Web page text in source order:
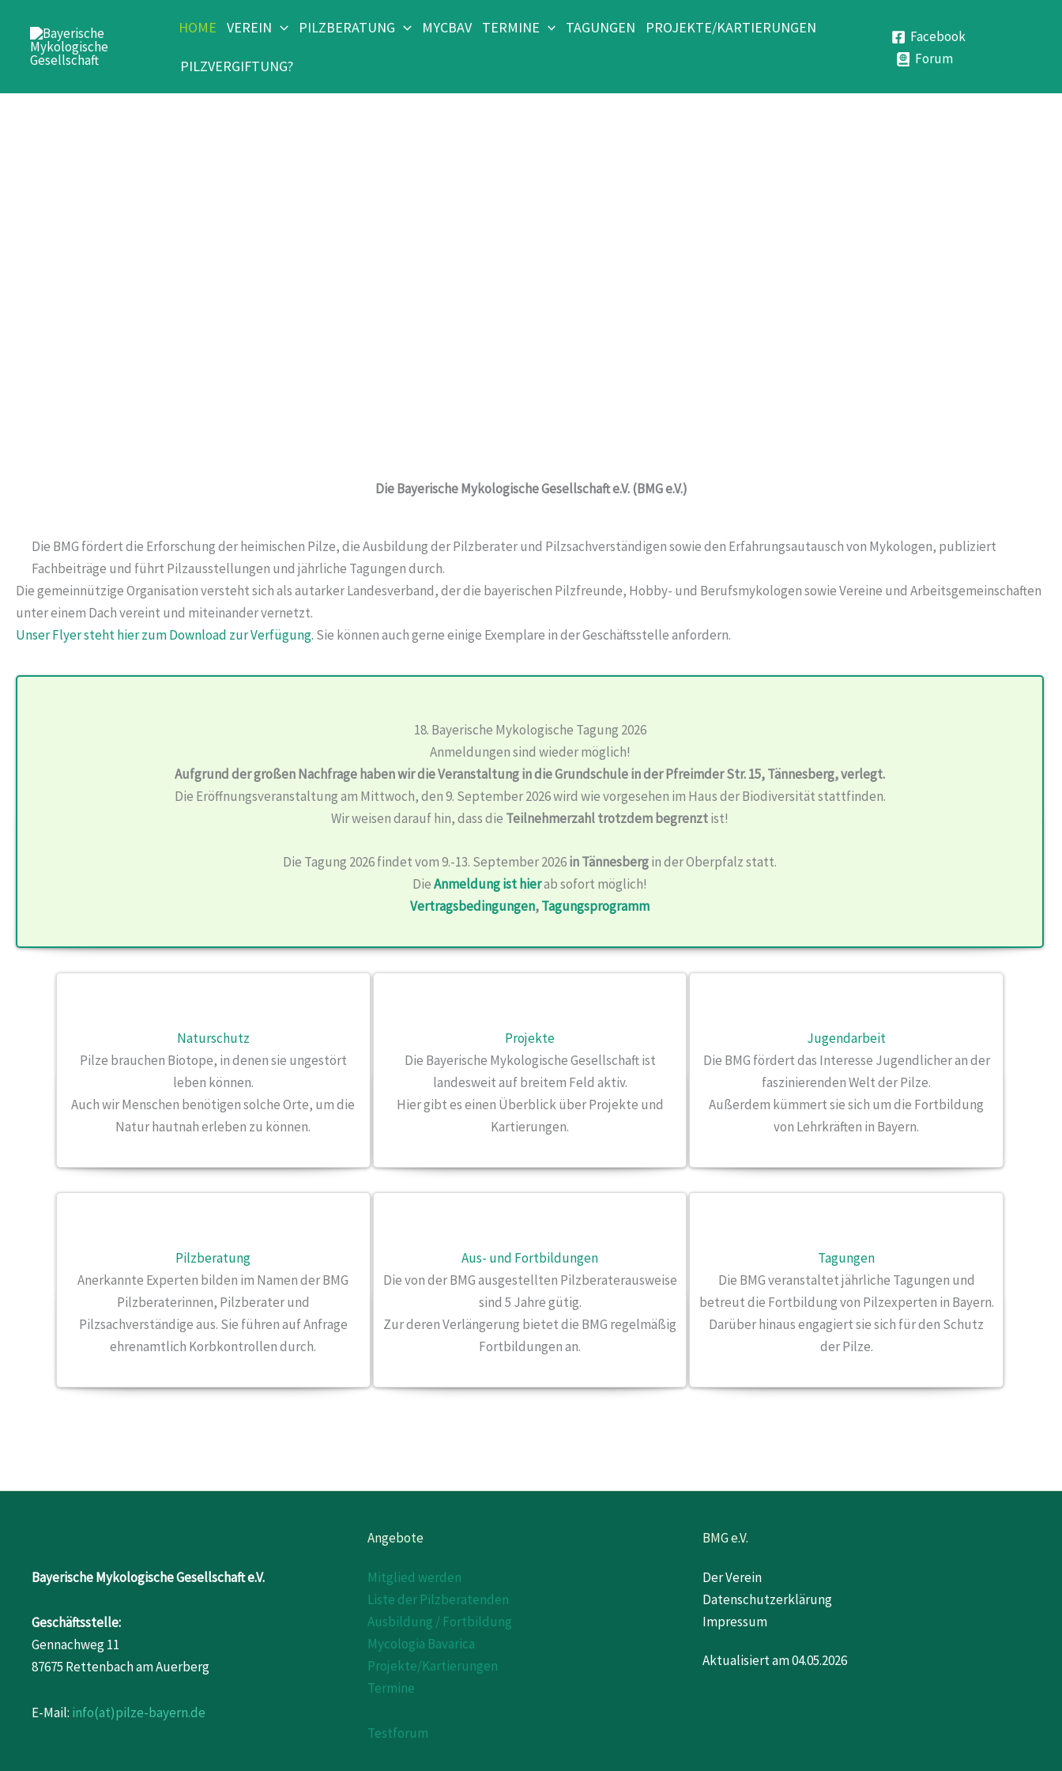
Inhalt
springen
HOME VEREIN PILZBERATUNG MYCBAV TERMINE TAGUNGEN PROJEKTE/KARTIERUNGEN
PILZVERGIFTUNG?
Facebook
Forum
Die Bayerische Mykologische Gesellschaft e.V. (BMG e.V.)
Die BMG fördert die Erforschung der heimischen Pilze, die Ausbildung der Pilzberater und Pilzsachverständigen sowie den Erfahrungsautausch von Mykologen, publiziert
Fachbeiträge und führt Pilzausstellungen und jährliche Tagungen durch.
Die gemeinnützige Organisation versteht sich als autarker Landesverband, der die bayerischen Pilzfreunde, Hobby- und Berufsmykologen sowie Vereine und Arbeitsgemeinschaften
unter einem Dach vereint und miteinander vernetzt.
Unser Flyer steht hier zum Download zur Verfügung. Sie können auch gerne einige Exemplare in der Geschäftsstelle anfordern.
18. Bayerische Mykologische Tagung 2026
Anmeldungen sind wieder möglich!
Aufgrund der großen Nachfrage haben wir die Veranstaltung in die Grundschule in derPfreimder Str. 15,Tännesberg, verlegt.
Die Eröffnungsveranstaltung am Mittwoch, den 9. September 2026 wird wie vorgesehen im Haus der Biodiversität stattfinden.
Wir weisen darauf hin, dass die Teilnehmerzahl trotzdem begrenztist!
Die Tagung 2026 findet vom 9.-13. September 2026in Tännesbergin der Oberpfalz statt.
DieAnmeldung ist hierab sofort möglich!
Vertragsbedingungen,Tagungsprogramm
Naturschutz
Pilze brauchen Biotope, in denen sie ungestört
leben können.
Auch wir Menschen benötigen solche Orte, um die
Natur hautnah erleben zu können.
Projekte
Die Bayerische Mykologische Gesellschaft ist
landesweit auf breitem Feld aktiv.
Hier gibt es einen Überblick über Projekte und
Kartierungen.
Jugendarbeit
Die BMG fördert das Interesse Jugendlicher an der
faszinierenden Welt der Pilze.
Außerdem kümmert sie sich um die Fortbildung
von Lehrkräften in Bayern.
Pilzberatung
Anerkannte Experten bilden im Namen der BMG
Pilzberaterinnen, Pilzberater und
Pilzsachverständige aus. Sie führen auf Anfrage
ehrenamtlich Korbkontrollen durch.
Aus- und Fortbildungen
Die von der BMG ausgestellten Pilzberaterausweise
sind 5 Jahre gütig.
Zur deren Verlängerung bietet die BMG regelmäßig
Fortbildungen an.
Tagungen
Die BMG veranstaltet jährliche Tagungen und
betreut die Fortbildung von Pilzexperten in Bayern.
Darüber hinaus engagiert sie sich für den Schutz
der Pilze.
Bayerische Mykologische Gesellschaft e.V.
Geschäftsstelle:
Gennachweg 11
87675 Rettenbach am Auerberg
E-Mail: info(at)pilze-bayern.de
Angebote
Mitglied werden
Liste der Pilzberatenden
Ausbildung / Fortbildung
Mycologia Bavarica
Projekte/Kartierungen
Termine
Testforum
BMG e.V.
Der Verein
Datenschutzerklärung
Impressum
Aktualisiert am 04.05.2026